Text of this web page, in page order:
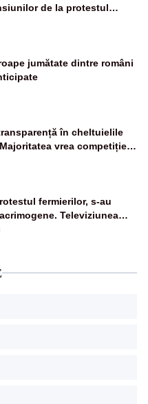
de la protestul
- VIDEO
jumătate dintre români
în cheltuielile
vrea competiție
locală – SONDAJ
fermierilor, s-au
Televiziunea
apel la calm – LIVE TEXT